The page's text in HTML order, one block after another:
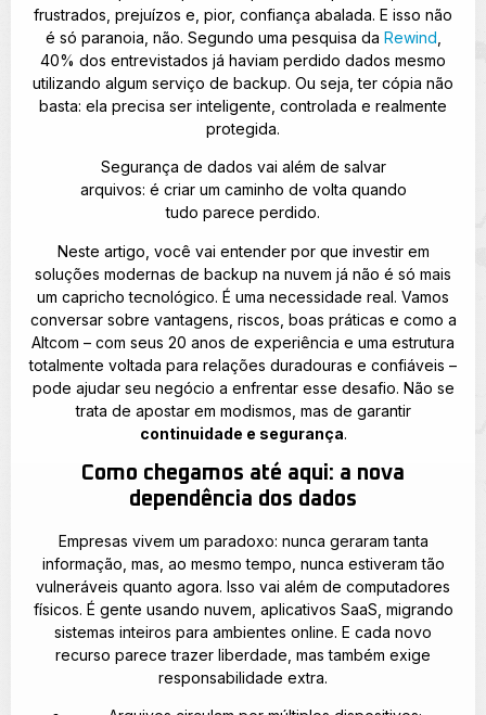
frustrados, prejuízos e, pior, confiança abalada. E isso não
é só paranoia, não. Segundo uma pesquisa da Rewind
40% dos entrevistados já haviam perdido dados mesmo
utilizando algum serviço de backup. Ou seja, ter cópia não
basta: ela precisa ser inteligente, controlada e realmente
protegida.
Segurança de dados vai além de salvar
arquivos: é criar um caminho de volta quando
tudo parece perdido.
Neste artigo, você vai entender por que investir em
soluções modernas de backup na nuvem já não é só mais
um capricho tecnológico. É uma necessidade real. Vamos
conversar sobre vantagens, riscos, boas práticas e como a
Altcom – com seus 20 anos de experiência e uma estrutura
totalmente voltada para relações duradouras e confiáveis –
pode ajudar seu negócio a enfrentar esse desafio. Não se
trata de apostar em modismos, mas de garantir
continuidade e segurança.
Como chegamos até aqui: a nova
dependência dos dados
Empresas vivem um paradoxo: nunca geraram tanta
informação, mas, ao mesmo tempo, nunca estiveram tão
vulneráveis quanto agora. Isso vai além de computadores
físicos. É gente usando nuvem, aplicativos SaaS, migrando
sistemas inteiros para ambientes online. E cada novo
recurso parece trazer liberdade, mas também exige
responsabilidade extra.